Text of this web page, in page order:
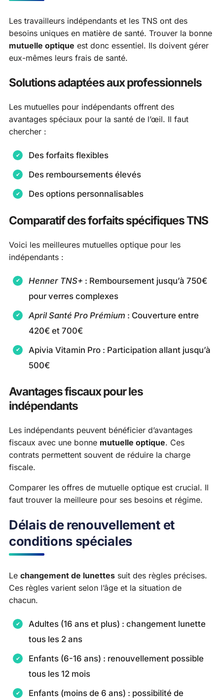
Les travailleurs indépendants et les TNS ont des
besoins uniques en matière de santé. Trouver la bonne
mutuelle optique est donc essentiel. Ils doivent gérer
eux-mêmes leurs frais de santé.
Solutions adaptées aux professionnels
Les mutuelles pour indépendants offrent des
avantages spéciaux pour la santé de l’œil. Il faut
chercher :
Des forfaits flexibles
Des remboursements élevés
Des options personnalisables
Comparatif des forfaits spécifiques TNS
Voici les meilleures mutuelles optique pour les
indépendants :
Henner TNS+ : Remboursement jusqu’à 750€
pour verres complexes
April Santé Pro Prémium : Couverture entre
420€ et 700€
Apivia Vitamin Pro : Participation allant jusqu’à
500€
Avantages fiscaux pour les
indépendants
Les indépendants peuvent bénéficier d’avantages
fiscaux avec une bonne mutuelle optique. Ces
contrats permettent souvent de réduire la charge
fiscale.
Comparer les offres de mutuelle optique est crucial. Il
faut trouver la meilleure pour ses besoins et régime.
Délais de renouvellement et
conditions spéciales
Le changement de lunettes suit des règles précises.
Ces règles varient selon l’âge et la situation de
chacun.
Adultes (16 ans et plus) : changement lunette
tous les 2 ans
Enfants (6-16 ans) : renouvellement possible
tous les 12 mois
Enfants (moins de 6 ans) : possibilité de